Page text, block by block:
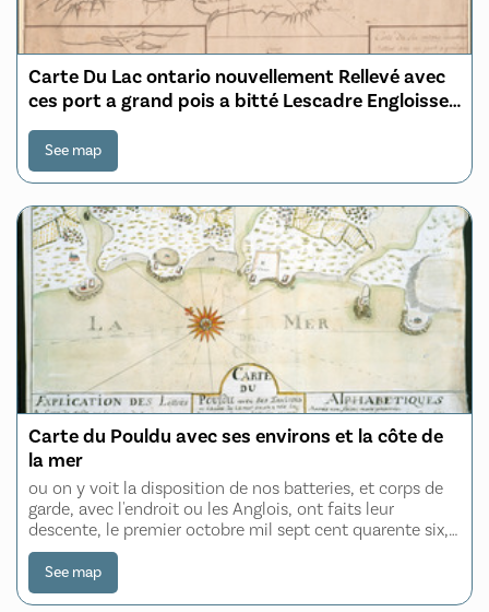
Carte Du Lac ontario nouvellement Rellevé avec
ces port a grand pois a bitté Lescadre Engloisse
& francoisse Leur gremant Leur Cantité de Canon
See map
Carte du Pouldu avec ses environs et la côte de
la mer
ou on y voit la disposition de nos batteries, et corps de
garde, avec l'endroit ou les Anglois, ont faits leur
descente, le premier octobre mil sept cent quarente six,
dans l'esperance ou ils estoient de se rendre maistres de
l'Orient et par cette co
See map